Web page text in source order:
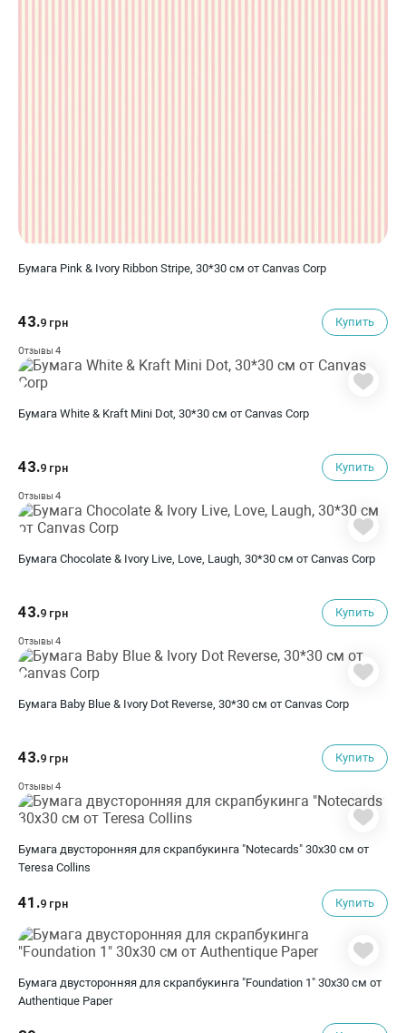
Бумага Pink & Ivory Ribbon Stripe, 30*30 см от Canvas Corp
43.9 грн Купить
Отзывы 4
Бумага White & Kraft Mini Dot, 30*30 см от Canvas Corp
43.9 грн Купить
Отзывы 4
Бумага Chocolate & Ivory Live, Love, Laugh, 30*30 см от Canvas Corp
43.9 грн Купить
Отзывы 4
Бумага Baby Blue & Ivory Dot Reverse, 30*30 см от Canvas Corp
43.9 грн Купить
Отзывы 4
Бумага двусторонняя для скрапбукинга "Notecards" 30х30 см от
Teresa Collins
41.9 грн Купить
Бумага двусторонняя для скрапбукинга "Foundation 1" 30х30 см от
Authentique Paper